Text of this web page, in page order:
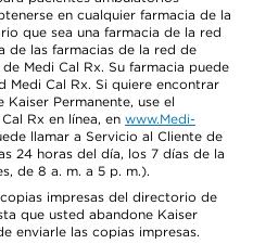
en cualquier farmacia de la
que sea una farmacia de la red
de las farmacias de la red de
Medi Cal Rx. Su farmacia puede
Medi Cal Rx. Si quiere encontrar
Kaiser Permanente, use el
Rx en línea, en www.Medi-
llamar a Servicio al Cliente de
24 horas del día, los 7 días de la
de 8 a. m. a 5 p. m.).
impresas del directorio de
que usted abandone Kaiser
enviarle las copias impresas.